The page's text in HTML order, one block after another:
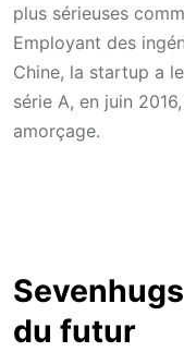
plus sérieuses
Employant des
Chine, la startup a
série A, en juin
amorçage.
du futur